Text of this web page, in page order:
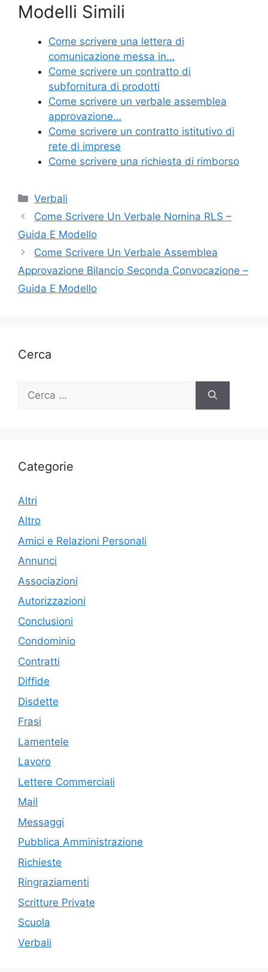
c
e
b
o
o
k
itt
er
er
e
st
ai
l
di
vi
di
Modelli Simili
Come scrivere una lettera di
comunicazione messa in…
Come scrivere un contratto di
subfornitura di prodotti
Come scrivere un verbale assemblea
approvazione…
Come scrivere un contratto istitutivo di
rete di imprese
Come scrivere una richiesta di rimborso
Categorie
Verbali
Come Scrivere Un Verbale Nomina RLS​ –
Guida E Modello
Come Scrivere Un Verbale Assemblea
Approvazione Bilancio Seconda Convocazione​​ –
Guida E Modello
Cerca
per:
Categorie
Altri
Altro
Amici e Relazioni Personali
Annunci
Associazioni
Autorizzazioni
Conclusioni
Condominio
Contratti
Diffide
Disdette
Frasi
Lamentele
Lavoro
Lettere Commerciali
Mail
Messaggi
Pubblica Amministrazione
Richieste
Ringraziamenti
Scritture Private
Scuola
Verbali